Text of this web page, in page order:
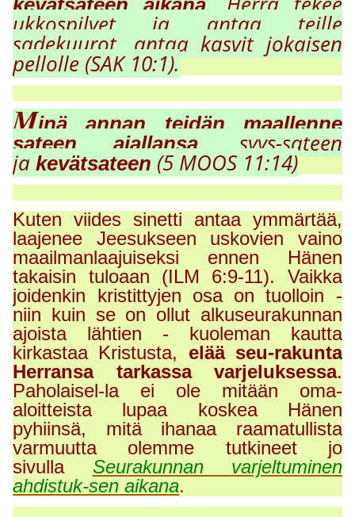
kevätsateen aikana
ukkospilvet ja antaa teille
sadekuurot, antaa kasvit jokaisen
pellolle (SAK 10:1).
Minä annan teidän maallenne
sateen ajallansa , syys-sateen
jakevätsateen (5 MOOS 11:14)
Kuten viides sinetti antaa ymmärtää,
laajenee Jeesukseen uskovien vaino
maailmanlaajuiseksi ennen Hänen
takaisin tuloaan (ILM 6:9-11). Vaikka
joidenkin kristittyjen osa on tuolloin -
niin kuin se on ollut alkuseurakunnan
ajoista lähtien - kuoleman kautta
kirkastaa Kristusta, elää seu-rakunta
Herransa tarkassa varjeluksessa.
Paholaisel-la ei ole mitään oma-
aloitteista lupaa koskea Hänen
pyhiinsä, mitä ihanaa raamatullista
varmuutta olemme tutkineet jo
sivulla Seurakunnan varjeltuminen
ahdistuk-sen aikana.